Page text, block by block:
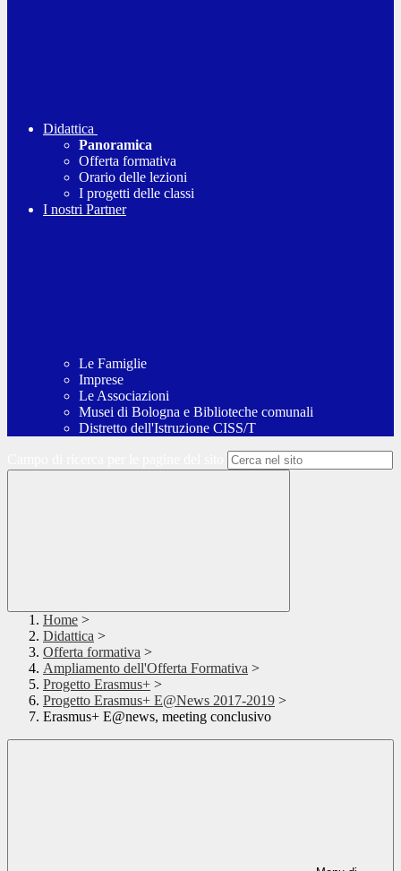
Didattica
Panoramica
Offerta formativa
Orario delle lezioni
I progetti delle classi
I nostri Partner
Le Famiglie
Imprese
Le Associazioni
Musei di Bologna e Biblioteche comunali
Distretto dell'Istruzione CISS/T
Home >
Didattica >
Offerta formativa >
Ampliamento dell'Offerta Formativa >
Progetto Erasmus+ >
Progetto Erasmus+ E@News 2017-2019 >
Erasmus+ E@news, meeting conclusivo